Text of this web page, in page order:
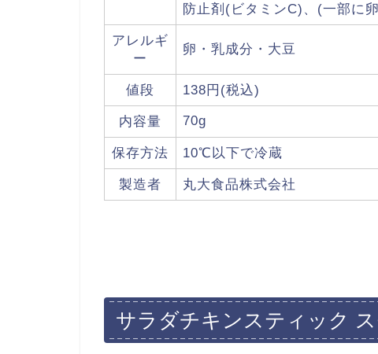
防止剤(ビタミンC)、(一部に
アレルギ
ー
卵・乳成分・大豆
値段 138円(税込)
内容量 70g
保存方法 10℃以下で冷蔵
製造者 丸大食品株式会社
サラダチキンスティック